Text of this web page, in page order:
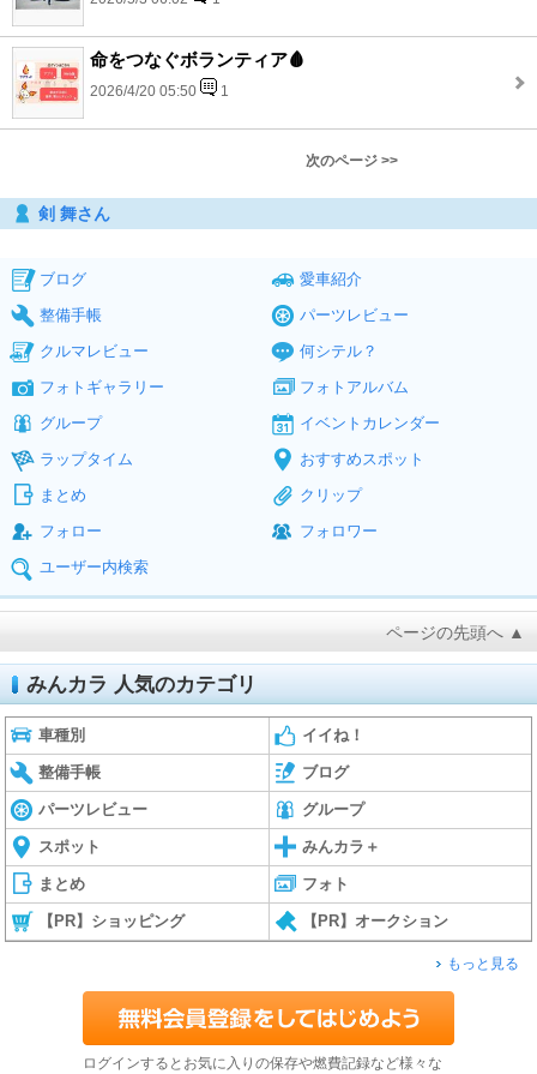
命をつなぐボランティア🩸
2026/4/20 05:50 1
次のページ >>
剣 舞さん
ブログ
愛車紹介
整備手帳
パーツレビュー
クルマレビュー
何シテル？
フォトギャラリー
フォトアルバム
グループ
イベントカレンダー
ラップタイム
おすすめスポット
まとめ
クリップ
フォロー
フォロワー
ユーザー内検索
ページの先頭へ ▲
みんカラ 人気のカテゴリ
車種別 イイね！
整備手帳 ブログ
パーツレビュー グループ
スポット みんカラ＋
まとめ フォト
【PR】ショッピング 【PR】オークション
もっと見る
ログインするとお気に入りの保存や燃費記録など様々な